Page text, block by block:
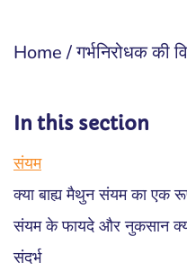
Home/गर्भनिरोधक की
In this section
संयम
क्या बाह्य मैथुन संयम का एक
संयम के फायदे और नुकसान
संदर्भ